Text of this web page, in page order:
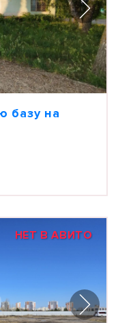
базу на
НЕТ В АВИТО